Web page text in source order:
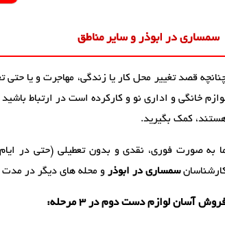
سمساری در ابوذر و سایر مناطق
قصد تغییر محل کار یا زندگی، مهاجرت و یا حتی
خانگی و اداری نو و کارکرده است در ارتباط
کمک بگیرید.
به صورت فوری، نقدی و بدون تعطیلی (حتی در
سمساری در ابوذر و محله های دیگر در مدت
آسان لوازم دست دوم در ۳ مرحله: